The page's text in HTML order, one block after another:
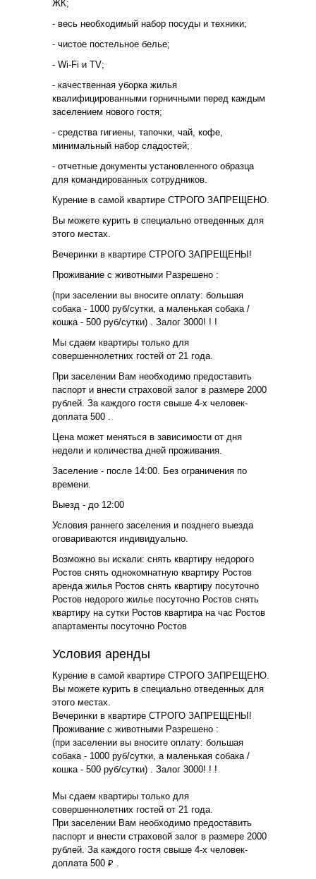
ЖК;
- весь необходимый набор посуды и техники;
- чистое постельное белье;
- Wi-Fi и TV;
- качественная уборка жилья
квалифицированными горничными перед каждым
заселением нового гостя;
- средства гигиены, тапочки, чай, кофе,
минимальный набор сладостей;
- отчетные документы установленного образца
для командированных сотрудников.
Курение в самой квартире СТРОГО ЗАПРЕЩЕНО.
Вы можете курить в специально отведенных для
этого местах.
Вечеринки в квартире СТРОГО ЗАПРЕЩЕНЫ!
Проживание с животными Разрешено :
(при заселении вы вносите оплату: большая
собака - 1000 руб/сутки, а маленькая собака /
кошка - 500 руб/сутки) . Залог 3000! ! !
Мы сдаем квартиры только для
совершеннолетних гостей от 21 года.
При заселении Вам необходимо предоставить
паспорт и внести страховой залог в размере 2000
рублей. За каждого гостя свыше 4-х человек-
доплата 500 .
Цена может меняться в зависимости от дня
недели и количества дней проживания.
Заселение - после 14:00. Без ограничения по
времени.
Выезд - до 12:00
Условия раннего заселения и позднего выезда
оговариваются индивидуально.
Возможно вы искали: снять квартиру недорого
Ростов снять однокомнатную квартиру Ростов
аренда жилья Ростов снять квартиру посуточно
Ростов недорого жилье посуточно Ростов снять
квартиру на сутки Ростов квартира на час Ростов
апартаменты посуточно Ростов
Условия аренды
Курение в самой квартире СТРОГО ЗАПРЕЩЕНО.
Вы можете курить в специально отведенных для
этого местах.
Вечеринки в квартире СТРОГО ЗАПРЕЩЕНЫ!
Проживание с животными Разрешено :
(при заселении вы вносите оплату: большая
собака - 1000 руб/сутки, а маленькая собака /
кошка - 500 руб/сутки) . Залог 3000! ! !
Мы сдаем квартиры только для
совершеннолетних гостей от 21 года.
При заселении Вам необходимо предоставить
паспорт и внести страховой залог в размере 2000
рублей. За каждого гостя свыше 4-х человек-
доплата 500 ₽ .